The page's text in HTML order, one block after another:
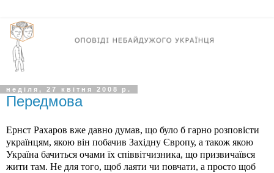
неділя, 27 квітня 2008 р.
Передмова
Ернст Рахаров вже давно думав, що було б гарно розповісти
українцям, якою він побачив Західну Європу, а також якою
Україна бачиться очами їх співвітчизника, що призвичаївся
жити там. Не для того, щоб лаяти чи повчати, а просто щоб